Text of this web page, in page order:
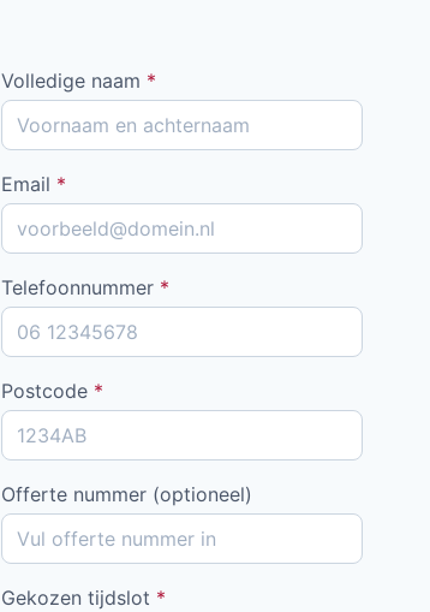
Volledige naam *
Email *
Telefoonnummer *
Postcode *
Offerte nummer (optioneel)
Gekozen tijdslot *